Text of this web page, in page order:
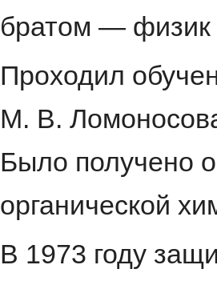
братом — физик
Проходил
М. В.
Было получено
органической
В 1973 году